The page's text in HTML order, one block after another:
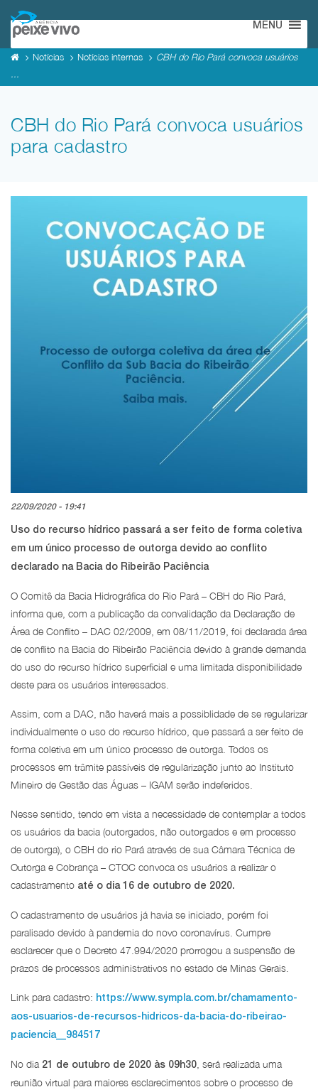
MENU
Notícias Notícias internas
CBH do Rio Pará convoca usuários
...
CBH do Rio Pará convoca usuários
para cadastro
22/09/2020 - 19:41
Uso do recurso hídrico passará a ser feito de forma coletiva
em um único processo de outorga devido ao conflito
declarado na Bacia do Ribeirão Paciência
O Comitê da Bacia Hidrográfica do Rio Pará – CBH do Rio Pará,
informa que, com a publicação da convalidação da Declaração de
Área de Conflito – DAC 02/2009, em 08/11/2019, foi declarada área
de conflito na Bacia do Ribeirão Paciência devido à grande demanda
do uso do recurso hídrico superficial e uma limitada disponibilidade
deste para os usuários interessados.
Assim, com a DAC, não haverá mais a possiblidade de se regularizar
individualmente o uso do recurso hídrico, que passará a ser feito de
forma coletiva em um único processo de outorga. Todos os
processos em trâmite passíveis de regularização junto ao Instituto
Mineiro de Gestão das Águas – IGAM serão indeferidos.
Nesse sentido, tendo em vista a necessidade de contemplar a todos
os usuários da bacia (outorgados, não outorgados e em processo
de outorga), o CBH do rio Pará através de sua Câmara Técnica de
Outorga e Cobrança – CTOC convoca os usuários a realizar o
cadastramento até o dia 16 de outubro de 2020.
O cadastramento de usuários já havia se iniciado, porém foi
paralisado devido à pandemia do novo coronavírus. Cumpre
esclarecer que o Decreto 47.994/2020 prorrogou a suspensão de
prazos de processos administrativos no estado de Minas Gerais.
Link para cadastro: https://www.sympla.com.br/chamamento-
aos-usuarios-de-recursos-hidricos-da-bacia-do-ribeirao-
paciencia__984517
No dia 21 de outubro de 2020 às 09h30 , será realizada uma
reunião virtual para maiores esclarecimentos sobre o processo de